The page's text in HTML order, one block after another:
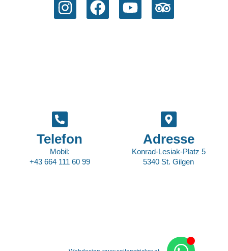
Telefon
Mobil:
+43 664 111 60 99
Adresse
Konrad-Lesiak-Platz 5
5340 St. Gilgen